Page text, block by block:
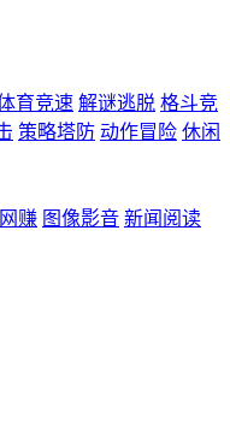
育竞速 解谜逃脱 格斗竞
策略塔防 动作冒险 休闲
网赚 图像影音 新闻阅读